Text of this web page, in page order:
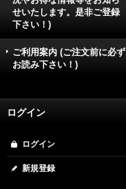
せいたします。是非ご登録
下さい！)
ご利用案内 (ご注文前に必ず
お読み下さい！)
ログイン
ログイン
新規登録